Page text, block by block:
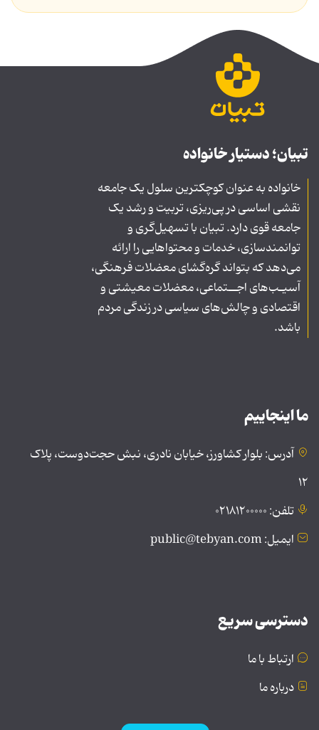
تبیان؛ دستیار خانواده
خانواده به عنوان کوچکترین سلول یک جامعه
نقشی اساسی در پی‌ریزی، تربیت و رشد یک
جامعه قوی دارد. تبیان با تسهیل‌گری و
توانمندسازی، خدمات و محتواهایی را ارائه
می‌دهد که بتواند گره‌گشای معضلات فرهنگی،
آسیـب‌های اجــتماعی، معضلات معیشتی و
اقتصادی و چالش‌های سیاسی در زندگی مردم
باشد.
ما اینجاییم
آدرس: بلوار کشاورز، خیابان نادری، نبش حجت‌دوست، پلاک
۱۲
تلفن: ۰۲۱۸۱۲۰۰۰۰۰
ایمیل: public@tebyan.com
دسترسی سریع
ارتباط با ما
درباره ما